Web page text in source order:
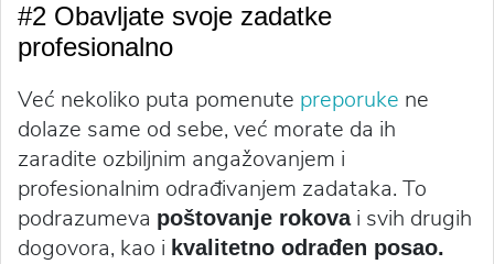
#2 Obavljate svoje zadatke
profesionalno
Već nekoliko puta pomenute preporuke ne
dolaze same od sebe, već morate da ih
zaradite ozbiljnim angažovanjem i
profesionalnim odrađivanjem zadataka. To
podrazumeva poštovanje rokovai svih drugih
dogovora, kao i kvalitetno odrađen posao.